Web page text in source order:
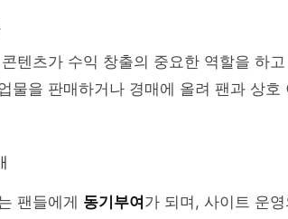
텐츠가 수익 창출의 중요한 역할을 하
물을 판매하거나 경매에 올려 팬과 상호
팬들에게 동기부여 가 되며, 사이트 운